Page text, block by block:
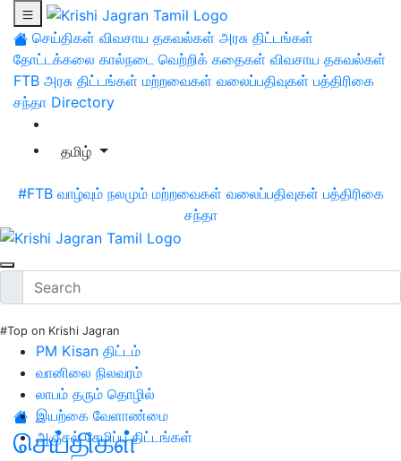
செய்திகள் விவசாய தகவல்கள் அரசு திட்டங்கள்
தோட்டக்கலை கால்நடை வெற்றிக் கதைகள் விவசாய தகவல்கள்
FTB அரசு திட்டங்கள் மற்றவைகள் வலைப்பதிவுகள் பத்திரிகை
சந்தா Directory
தமிழ்
#FTB வாழ்வும் நலமும் மற்றவைகள் வலைப்பதிவுகள் பத்திரிகை
சந்தா
#Top on Krishi Jagran
PM Kisan திட்டம்
வானிலை நிலவரம்
லாபம் தரும் தொழில்
இயற்கை வேளாண்மை
அஞ்சல் சேமிப்பு திட்டங்கள்
செய்திகள்